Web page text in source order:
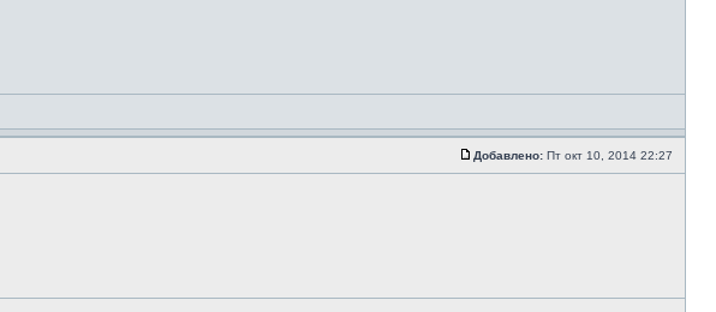
Добавлено: Пт окт 10, 2014 22:27